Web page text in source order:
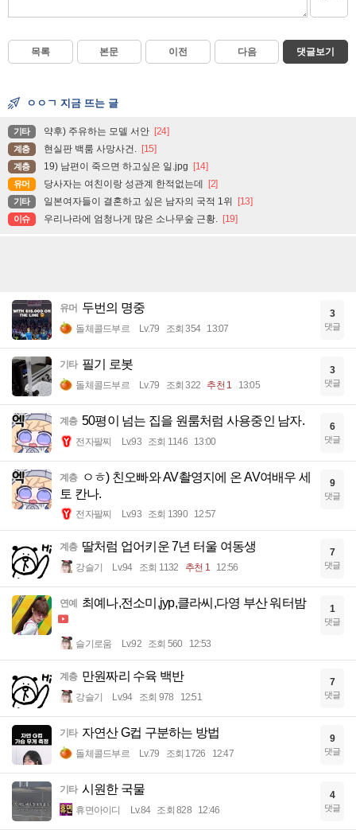
목록 본문 이전 다음 댓글보기
ㅇㅇㄱ 지금 뜨는 글
기타 약후) 주유하는 모델 서안 [24]
계층 현실판 백룸 사망사건. [15]
계층 19) 남편이 죽으면 하고싶은 일.jpg [14]
유머 당사자는 여친이랑 성관계 한적없는데 [2]
기타 일본여자들이 결혼하고 싶은 남자의 국적 1위 [13]
이슈 우리나라에 엄청나게 많은 소나무숲 근황. [19]
유머 두번의 명중
돌체콜드부르 Lv.79 조회 354 13:07
3
댓글
기타 필기 로봇
돌체콜드부르 Lv.79 조회 322 추천 1 13:05
3
댓글
계층 50평이 넘는 집을 원룸처럼 사용중인 남자.
전자팔찌 Lv.93 조회 1146 13:00
6
댓글
계층
ㅇㅎ) 친오빠와 AV촬영지에 온 AV여배우 세
토 칸나.
전자팔찌 Lv.93 조회 1390 12:57
9
댓글
계층 딸처럼 업어키운 7년 터울 여동생
강슬기 Lv.94 조회 1132 추천 1 12:56
7
댓글
연예 최예나,전소미,jyp,클라씨,다영 부산 워터밤
슬기로움 Lv.92 조회 560 12:53
1
댓글
계층 만원짜리 수육 백반
강슬기 Lv.94 조회 978 12:51
7
댓글
기타 자연산 G컵 구분하는 방법
돌체콜드부르 Lv.79 조회 1726 12:47
9
댓글
기타 시원한 국물
휴면아이디 Lv.84 조회 828 12:46
4
댓글